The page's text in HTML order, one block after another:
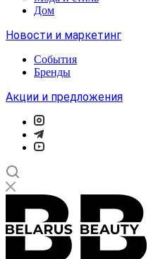
Дом
Новости и маркетинг
События
Бренды
Акции и предложения